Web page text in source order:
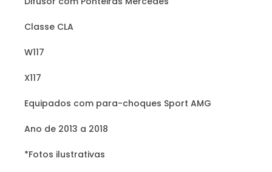
Classe CLA
W117
X117
Equipados com para-choques Sport AMG
Ano de 2013 a 2018
*Fotos ilustrativas